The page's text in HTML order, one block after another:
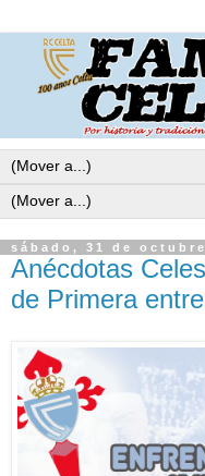
sábado, 31 de
Anécdotas
de Primera